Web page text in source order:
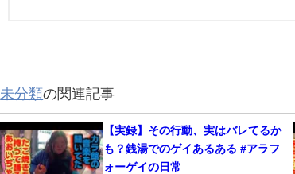
未分類の関連記事
【実録】その行動、実はバレてるか
も？銭湯でのゲイあるある #アラフ
ォーゲイの日常